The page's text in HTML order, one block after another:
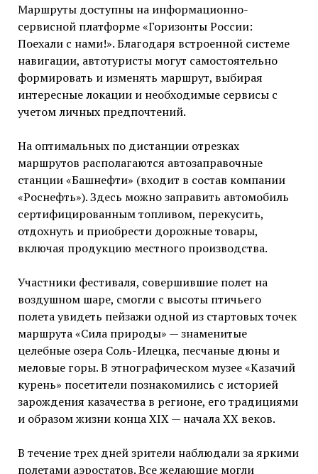
Маршруты доступны на информационно-
сервисной платформе «Горизонты России:
Поехали с нами!». Благодаря встроенной системе
навигации, автотуристы могут самостоятельно
формировать и изменять маршрут, выбирая
интересные локации и необходимые сервисы с
учетом личных предпочтений.
На оптимальных по дистанции отрезках
маршрутов располагаются автозаправочные
станции «Башнефти» (входит в состав компании
«Роснефть»). Здесь можно заправить автомобиль
сертифицированным топливом, перекусить,
отдохнуть и приобрести дорожные товары,
включая продукцию местного производства.
Участники фестиваля, совершившие полет на
воздушном шаре, смогли с высоты птичьего
полета увидеть пейзажи одной из стартовых точек
маршрута «Сила природы» — знаменитые
целебные озера Соль-Илецка, песчаные дюны и
меловые горы. В этнографическом музее «Казачий
курень» посетители познакомились с историей
зарождения казачества в регионе, его традициями
и образом жизни конца XIX — начала XX веков.
В течение трех дней зрители наблюдали за яркими
полетами аэростатов. Все желающие могли